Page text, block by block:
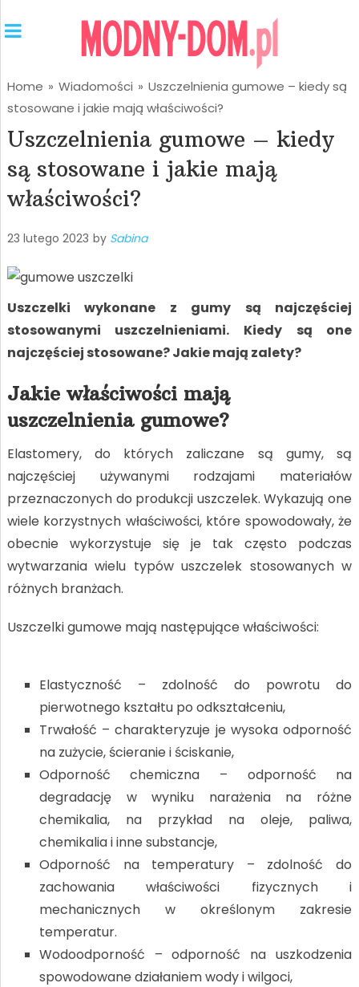
Home » Wiadomości » Uszczelnienia gumowe – kiedy są
stosowane i jakie mają właściwości?
Uszczelnienia gumowe – kiedy
są stosowane i jakie mają
właściwości?
23 lutego 2023 by Sabina
Uszczelki wykonane z gumy są najczęściej
stosowanymi uszczelnieniami. Kiedy są one
najczęściej stosowane? Jakie mają zalety?
Jakie właściwości mają
uszczelnienia gumowe?
Elastomery, do których zaliczane są gumy, są
najczęściej używanymi rodzajami materiałów
przeznaczonych do produkcji uszczelek. Wykazują one
wiele korzystnych właściwości, które spowodowały, że
obecnie wykorzystuje się je tak często podczas
wytwarzania wielu typów uszczelek stosowanych w
różnych branżach.
Uszczelki gumowe mają następujące właściwości:
Elastyczność – zdolność do powrotu do
pierwotnego kształtu po odkształceniu,
Trwałość – charakteryzuje je wysoka odporność
na zużycie, ścieranie i ściskanie,
Odporność chemiczna – odporność na
degradację w wyniku narażenia na różne
chemikalia, na przykład na oleje, paliwa,
chemikalia i inne substancje,
Odporność na temperatury – zdolność do
zachowania właściwości fizycznych i
mechanicznych w określonym zakresie
temperatur.
Wodoodporność – odporność na uszkodzenia
spowodowane działaniem wody i wilgoci,